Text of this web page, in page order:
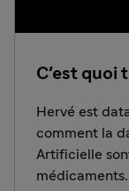
C'est quoi
Hervé est
comment la
Artificielle
médicaments.